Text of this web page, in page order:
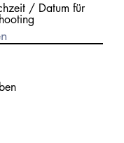
/ Datum für